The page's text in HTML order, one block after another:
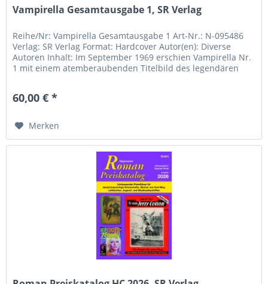
Vampirella Gesamtausgabe 1, SR Verlag
Reihe/Nr: Vampirella Gesamtausgabe 1 Art-Nr.: N-095486
Verlag: SR Verlag Format: Hardcover Autor(en): Diverse
Autoren Inhalt: Im September 1969 erschien Vampirella Nr.
1 mit einem atemberaubenden Titelbild des legendären
60,00 € *
Merken